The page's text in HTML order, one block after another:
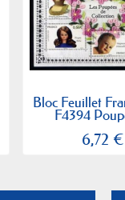
Bloc Feuillet
F4394
6,72 €